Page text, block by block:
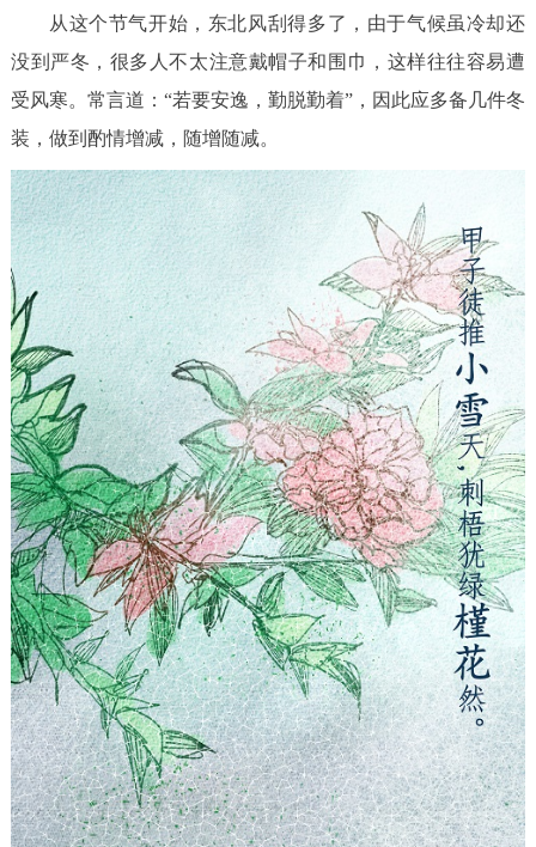
从这个节气开始，东北风刮得多了，由于气候虽冷却还
没到严冬，很多人不太注意戴帽子和围巾，这样往往容易遭
受风寒。常言道：“若要安逸，勤脱勤着”，因此应多备几件冬
装，做到酌情增减，随增随减。